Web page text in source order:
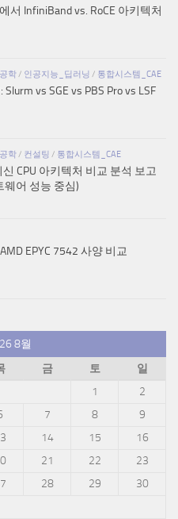
서 InfiniBand vs. RoCE 아키텍처
학 / 인공지능_딥러닝 / 통합시스템_CAE
vs SGE vs PBS Pro vs LSF
학 / 컨설팅 / 통합시스템_CAE
CPU 아키텍처 비교 분석 보고
웨어 성능 중심)
EPYC 7542 사양 비교
8월
금 토
일
1
2
7 8
9
14 15
16
21 22
23
28 29
30